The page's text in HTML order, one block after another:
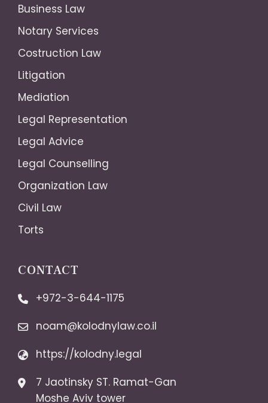
Business Law
Notary Services
Costruction Law
Litigation
Mediation
Legal Representation
Legal Advice
Legal Counselling
Organization Law
Civil Law
Torts
CONTACT
+972-3-644-1175
noam@kolodnylaw.co.il
https://kolodny.legal
7 Jaotinsky ST. Ramat-Gan
Moshe Aviv tower